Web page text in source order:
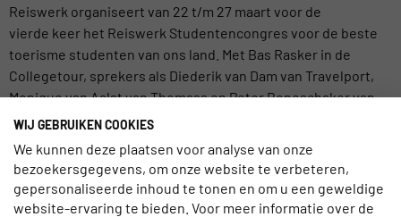
Reiswerk organiseert van 22 t/m 27 maart voor de
vierde keer het Reiswerk Studentencongres voor de beste
toerisme studenten van ons land. Met Bas Rasker in de
Collegetour, sprekers als Diederik van Dam van Travelport,
Monique van Aalst van Thomass en Peter Boneschaker van
Pyton en natuurlijk de Reiswerk Game onder de bezielende
WIJ GEBRUIKEN COOKIES
We kunnen deze plaatsen voor analyse van onze
bezoekersgegevens, om onze website te verbeteren,
gepersonaliseerde inhoud te tonen en om u een geweldige
website-ervaring te bieden. Voor meer informatie over de